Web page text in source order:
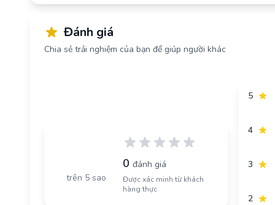
Đánh giá
Chia sẻ trải nghiệm của bạn để giúp người khác
trên 5 sao
0 đánh giá
Được xác minh từ khách
hàng thực
5
4
3
2